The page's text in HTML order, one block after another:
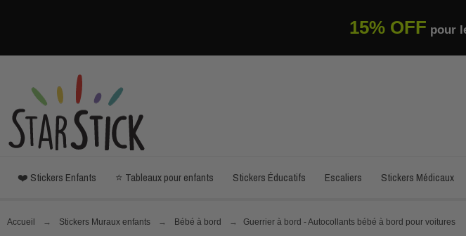
15% OFF pour
❤️ Stickers Enfants ⭐ Tableaux pour enfants Stickers Éducatifs Escaliers Stickers Médicaux
Accueil Stickers Muraux enfants Bébé à bord Guerrier à bord - Autocollants bébé à bord pour voitures